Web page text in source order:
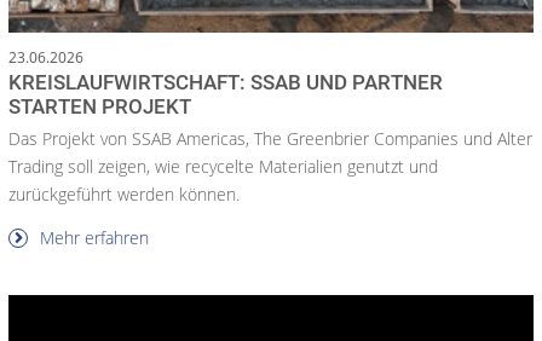
23.06.2026
KREISLAUFWIRTSCHAFT: SSAB UND PARTNER
STARTEN PROJEKT
Das Projekt von SSAB Americas, The Greenbrier Companies und Alter
Trading soll zeigen, wie recycelte Materialien genutzt und
zurückgeführt werden können.
Mehr erfahren